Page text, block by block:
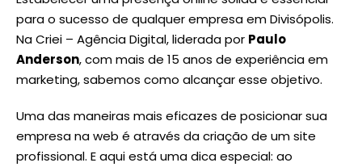
para o sucesso de qualquer empresa em Divisópolis.
Na Criei – Agência Digital, liderada por Paulo
Anderson, com mais de 15 anos de experiência em
marketing, sabemos como alcançar esse objetivo.
Uma das maneiras mais eficazes de posicionar sua
empresa na web é através da criação de um site
profissional. E aqui está uma dica especial: ao